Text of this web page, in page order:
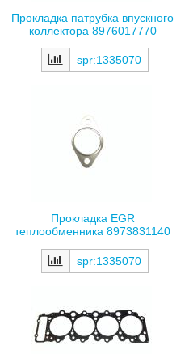
Прокладка патрубка впускного
коллектора 8976017770
spr:1335070
Прокладка EGR
теплообменника 8973831140
spr:1335070